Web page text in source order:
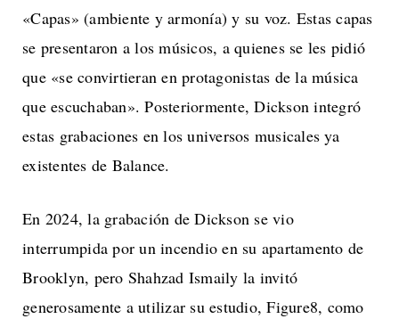
«Capas» (ambiente y armonía) y su voz. Estas capas
se presentaron a los músicos, a quienes se les pidió
que «se convirtieran en protagonistas de la música
que escuchaban». Posteriormente, Dickson integró
estas grabaciones en los universos musicales ya
existentes de Balance.
En 2024, la grabación de Dickson se vio
interrumpida por un incendio en su apartamento de
Brooklyn, pero Shahzad Ismaily la invitó
generosamente a utilizar su estudio, Figure8, como